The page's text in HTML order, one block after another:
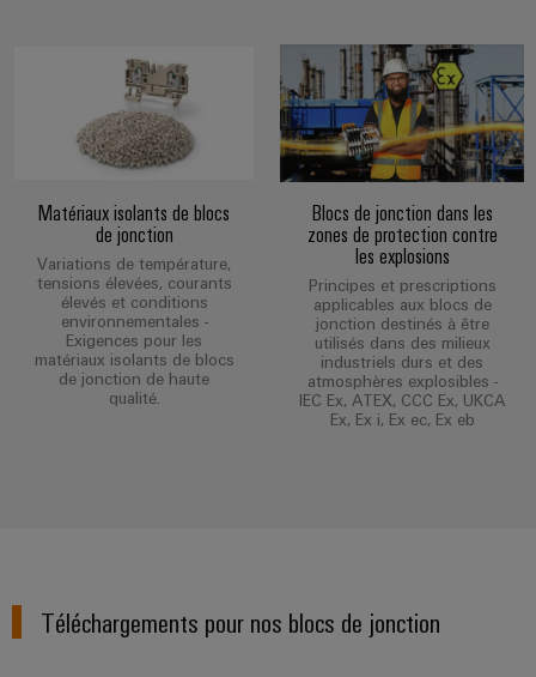
Matériaux isolants de blocs
de jonction
Variations de température,
tensions élevées, courants
élevés et conditions
environnementales -
Exigences pour les
matériaux isolants de blocs
de jonction de haute
qualité.
Blocs de jonction dans les
zones de protection contre
les explosions
Principes et prescriptions
applicables aux blocs de
jonction destinés à être
utilisés dans des milieux
industriels durs et des
atmosphères explosibles -
IEC Ex, ATEX, CCC Ex, UKCA
Ex, Ex i, Ex ec, Ex eb
Téléchargements pour nos blocs de jonction